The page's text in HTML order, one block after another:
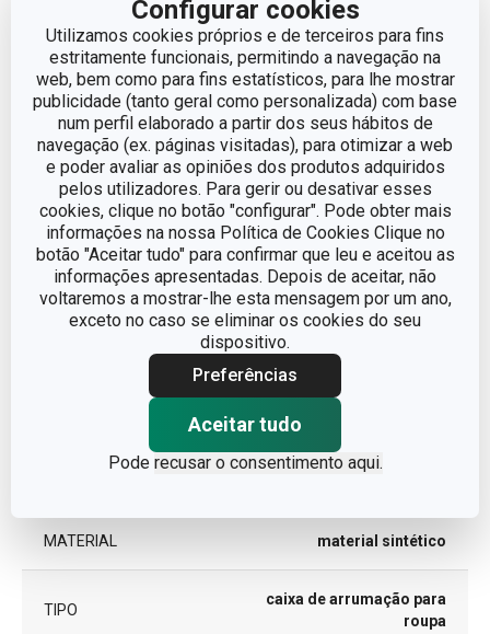
Configurar cookies
Utilizamos cookies próprios e de terceiros para fins
estritamente funcionais, permitindo a navegação na
web, bem como para fins estatísticos, para lhe mostrar
publicidade (tanto geral como personalizada) com base
num perfil elaborado a partir dos seus hábitos de
navegação (ex. páginas visitadas), para otimizar a web
e poder avaliar as opiniões dos produtos adquiridos
pelos utilizadores. Para gerir ou desativar esses
cookies, clique no botão "configurar". Pode obter mais
informações na nossa Política de Cookies Clique no
botão "Aceitar tudo" para confirmar que leu e aceitou as
informações apresentadas. Depois de aceitar, não
voltaremos a mostrar-lhe esta mensagem por um ano,
exceto no caso se eliminar os cookies do seu
dispositivo.
Preferências
Aceitar tudo
Pode recusar o consentimento aqui.
Dimensões
ALTURA (CM) 10
LARGURA (CM) 18
COMPRIMENTO (CM) 40
Outros parâmetros
organização de roupas
MATERIAL material sintético
TIPO
caixa de arrumação para
roupa